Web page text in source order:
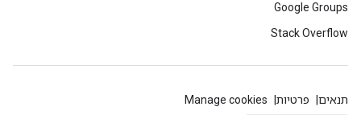
Google Groups
Stack Overflow
תנאים פרטיות Manage cookies